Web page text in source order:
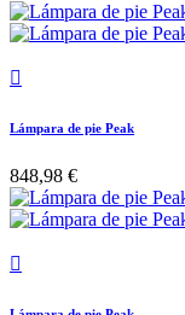

Lámpara de pie Peak
848,98 €
